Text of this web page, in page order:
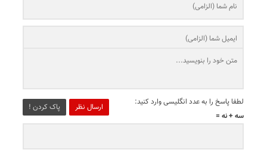
ارسال نظر پاک کردن !
لطفا پاسخ را به عدد انگلیسی وارد کنید:
سه + نه =